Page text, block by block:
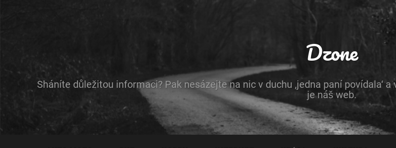
Dzone
Sháníte důležitou informaci? Pak nesázejte na nic v duchu ‚jedna paní povídala‘
je náš web.